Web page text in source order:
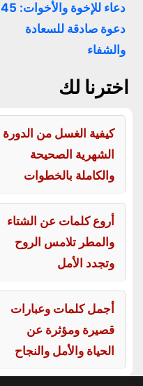
دعاء للإخوة والأخوات: 45
دعوة صادقة للسعادة
والشفاء
اخترنا لك
كيفية الغسل من الدورة
الشهرية الصحيحة
والكاملة بالخطوات
أروع كلمات عن الشتاء
والمطر تلامس الروح
وتجدد الأمل
أجمل كلمات وعبارات
قصيرة ومؤثرة عن
الحياة والأمل والنجاح